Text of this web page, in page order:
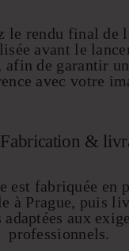
le rendu final de
avant le
afin de garantir
avec votre
&
est fabriquée en
à Prague, puis
aux
professionnels.